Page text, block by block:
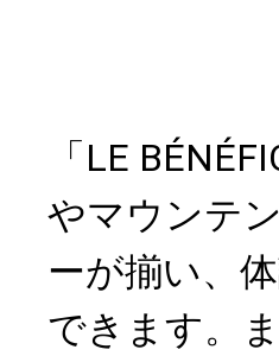
「LE
やマウンテ
ーが揃い、
できます。